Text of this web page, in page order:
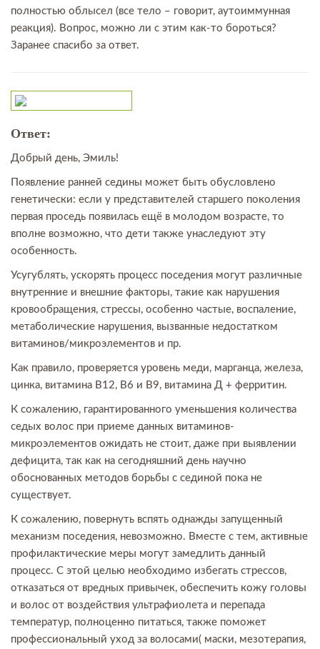
полностью облысел (все тело – говорит, аутоиммунная
реакция). Вопрос, можно ли с этим как-то бороться?
Заранее спасибо за ответ.
Ответ:
Добрый день, Эмиль!
Появление ранней седины может быть обусловлено
генетически: если у представителей старшего поколения
первая проседь появилась ещё в молодом возрасте, то
вполне возможно, что дети также унаследуют эту
особенность.
Усугублять, ускорять процесс поседения могут различные
внутренние и внешние факторы, такие как нарушения
кровообращения, стрессы, особенно частые, воспаление,
метаболические нарушения, вызванные недостатком
витаминов/микроэлементов и пр.
Как правило, проверяется уровень меди, марганца, железа,
цинка, витамина В12, В6 и В9, витамина Д + ферритин.
К сожалению, гарантированного уменьшения количества
седых волос при приеме данных витаминов-
микроэлементов ожидать не стоит, даже при выявлении
дефицита, так как на сегодняшний день научно
обоснованных методов борьбы с сединой пока не
существует.
К сожалению, повернуть вспять однажды запущенный
механизм поседения, невозможно. Вместе с тем, активные
профилактические меры могут замедлить данный
процесс. С этой целью необходимо избегать стрессов,
отказаться от вредных привычек, обеспечить кожу головы
и волос от воздействия ультрафиолета и перепада
температур, полноценно питаться, также поможет
профессиональный уход за волосами( маски, мезотерапия,